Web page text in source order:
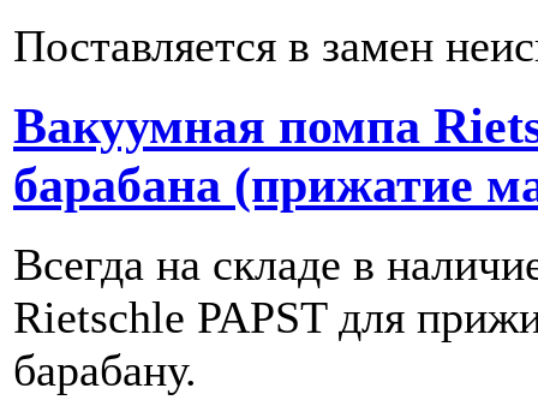
Поставляется в замен
Вакуумная помпа
барабана (прижатие
Всегда на складе в
Rietschle PAPST для
барабану.